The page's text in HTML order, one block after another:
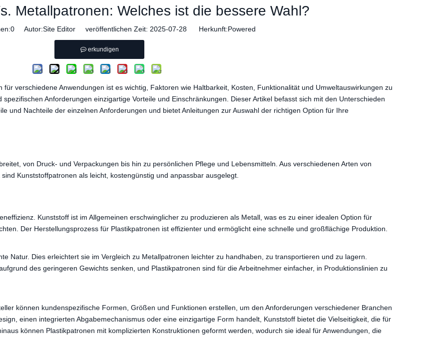
Metallpatronen: Welches ist die bessere Wahl?
0 Autor:Site Editor veröffentlichen Zeit: 2025-07-28 Herkunft:Powered
erkundigen
verschiedene Anwendungen ist es wichtig, Faktoren wie Haltbarkeit, Kosten, Funktionalität und Umweltauswirkungen zu
Anforderungen einzigartige Vorteile und Einschränkungen. Dieser Artikel befasst sich mit den Unterschieden
und Nachteile der einzelnen Anforderungen und bietet Anleitungen zur Auswahl der richtigen Option für Ihre
von Druck- und Verpackungen bis hin zu persönlichen Pflege und Lebensmitteln. Aus verschiedenen Arten von
Kunststoffpatronen als leicht, kostengünstig und anpassbar ausgelegt.
Kunststoff ist im Allgemeinen erschwinglicher zu produzieren als Metall, was es zu einer idealen Option für
Der Herstellungsprozess für Plastikpatronen ist effizienter und ermöglicht eine schnelle und großflächige Produktion.
Natur. Dies erleichtert sie im Vergleich zu Metallpatronen leichter zu handhaben, zu transportieren und zu lagern.
des geringeren Gewichts senken, und Plastikpatronen sind für die Arbeitnehmer einfacher, in Produktionslinien zu
können kundenspezifische Formen, Größen und Funktionen erstellen, um den Anforderungen verschiedener Branchen
einen integrierten Abgabemechanismus oder eine einzigartige Form handelt, Kunststoff bietet die Vielseitigkeit, die für
können Plastikpatronen mit komplizierten Konstruktionen geformt werden, wodurch sie ideal für Anwendungen, die